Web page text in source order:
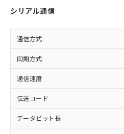
シリアル通信
通信方式
同期方式
通信速度
伝送コード
データビット長
るもので、過去に遡って
ものではありません。
また、RoHS指令のフ
物質の対応では、対応
荷製品に未対応品が混
欄に対応日を記載してお
既に当社にて対応品
していることから、特段
り、2022年1月12日よ
す。